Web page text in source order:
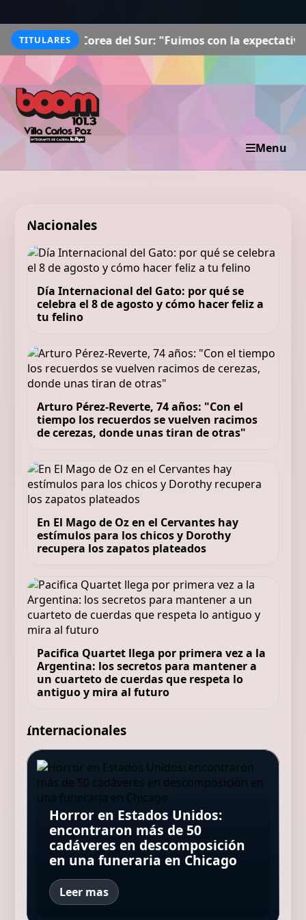
TITULARES
del Sur: "Fuimos con la expectativa de priorizar el
Menu
Nacionales
Día Internacional del Gato: por qué se
celebra el 8 de agosto y cómo hacer feliz a
tu felino
Arturo Pérez-Reverte, 74 años: "Con el
tiempo los recuerdos se vuelven racimos
de cerezas, donde unas tiran de otras"
En El Mago de Oz en el Cervantes hay
estímulos para los chicos y Dorothy
recupera los zapatos plateados
Pacifica Quartet llega por primera vez a la
Argentina: los secretos para mantener a
un cuarteto de cuerdas que respeta lo
antiguo y mira al futuro
Internacionales
Demis Hassabis, jefe de IA de
Google: "Nadie en el mundo
sabe con certeza qué va a
pasar de aquí en adelante, y
hasta los expertos no están de
acuerdo"
Tienen 18 y 19 años, son
argentinos y obtuvieron un
reconocimiento en el Mundial
de Robótica en Corea del Sur:
"Fuimos con la expectativa de
priorizar el aprendizaje por
encima del resultado"
Creció en un palacio, escribió
cinco novelas y murió sin
publicar ninguna: décadas
después, su nieto hizo que el
mundo la leyera
Horror en Estados Unidos:
encontraron más de 50
cadáveres en descomposición
en una funeraria en Chicago
Leer mas
Desvelan el sueldo que pide
Fernando Alonso para renovar
con Aston Martin y hasta
cuándo quiere firmar